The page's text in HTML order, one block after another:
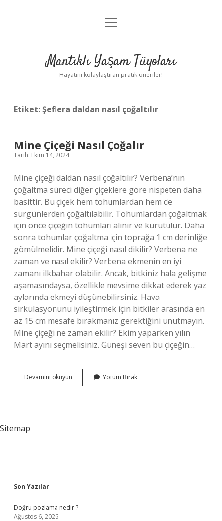
Anasayfa
Yasal Uyarı
menüyü
Mantıklı Yaşam Tüyoları
Hayatını kolaylaştıran pratik öneriler!
Etiket:Şeflera daldan nasıl çoğaltılır
Mine Çiçeği Nasıl Çoğalır
Tarih: Ekim 14, 2024
Mine çiçeği daldan nasıl çoğaltılır? Verbena’nın
çoğaltma süreci diğer çiçeklere göre nispeten daha
basittir. Bu çiçek hem tohumlardan hem de
sürgünlerden çoğaltılabilir. Tohumlardan çoğaltmak
için önce çiçeğin tohumları alınır ve kurutulur. Daha
sonra tohumlar çoğaltma için toprağa 1 cm derinliğe
gömülmelidir. Mine çiçeği nasıl dikilir? Verbena ne
zaman ve nasıl ekilir? Verbena ekmenin en iyi
zamanı ilkbahar olabilir. Ancak, bitkiniz hala gelişme
aşamasındaysa, özellikle mevsime dikkat ederek yaz
aylarında ekmeyi düşünebilirsiniz. Hava
sirkülasyonunu iyileştirmek için bitkiler arasında en
az 15 cm mesafe bırakmanız gerektiğini unutmayın.
Mine çiçeği ne zaman ekilir? Ekim yaparken yılın
Mart ayını seçmelisiniz. Güneşi seven bu çiçeğin…
Devamını okuyun
Çiçeği
Yorum Bırak
Sitemap
Sidebar
Son Yazılar
Doğru pozlama nedir ?
Ağustos 6, 2026